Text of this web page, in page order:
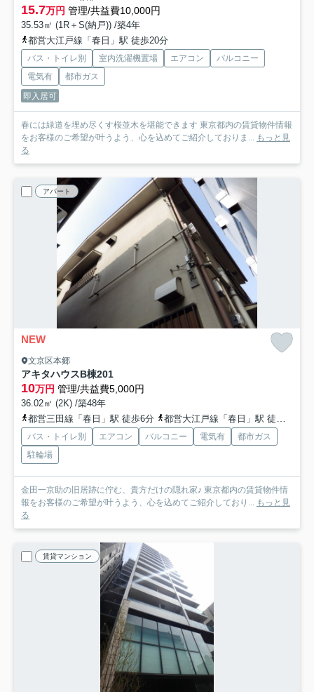
15.7万円 管理/共益費10,000円
35.53㎡ (1R＋S(納戸)) /築4年
都営大江戸線「春日」駅 徒歩20分
バス・トイレ別 室内洗濯機置場 エアコン
バルコニー
電気有
都市ガス
即入居可
春には緑道を埋め尽くす桜並木を堪能できます 東京都内の賃貸物件情報
をお客様のご希望が叶うよう、心を込めてご紹介しておりま... もっと見
る
アパート
NEW
文京区本郷
アキタハウスB棟201
10万円 管理/共益費5,000円
36.02㎡ (2K) /築48年
都営三田線「春日」駅 徒歩6分
都営大江戸線「春日」駅 徒歩6分
バス・トイレ別 エアコン バルコニー 電気有
都市ガス
駐輪場
金田一京助の旧居跡に佇む、貴方だけの隠れ家♪ 東京都内の賃貸物件情
報をお客様のご希望が叶うよう、心を込めてご紹介しており... もっと見
る
賃貸マンション